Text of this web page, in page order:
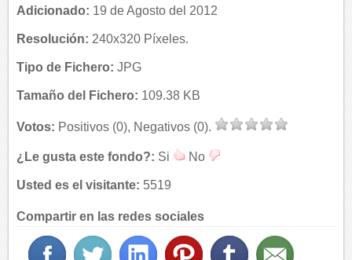
Adicionado: 19 de Agosto del 2012
Resolución: 240x320 Píxeles.
Tipo de Fichero: JPG
Tamaño del Fichero: 109.38 KB
Votos: Positivos (0), Negativos (0).
¿Le gusta este fondo?: Si No
Usted es el visitante: 5519
Compartir en las redes sociales